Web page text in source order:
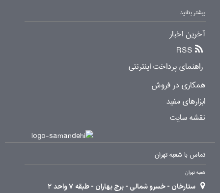
بیشتر بدانید
آخرین اخبار
RSS
راهنمای پرداخت اینترنتی
همکاری در فروش
ابزارهای مفید
نقشه سایت
تماس با شعبه تهران
شعبه تهران
ستارخان - خسرو شمالی - برج بهاران - طبقه 7 واحد 2